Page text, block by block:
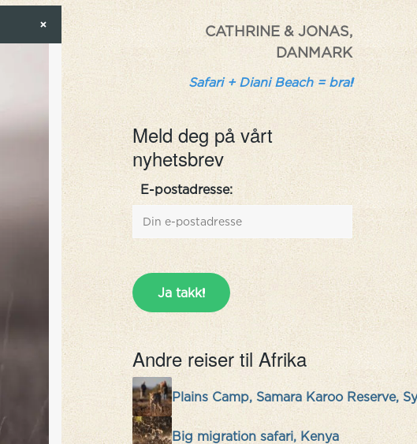
CATHRINE & JONAS,
DANMARK
Safari + Diani Beach = bra!
Meld deg på vårt
nyhetsbrev
E-postadresse:
Andre reiser til Afrika
Plains Camp, Samara Karoo Reserve,
Big migration safari, Kenya